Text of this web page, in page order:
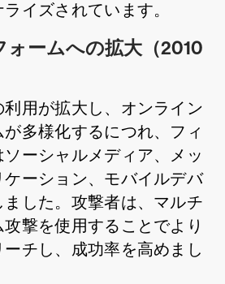
イズされています。
ォームへの拡大（2010
用が拡大し、オンライン
多様化するにつれ、フィ
ーシャルメディア、メッ
ーション、モバイルデバ
した。攻撃者は、マルチ
撃を使用することでより
チし、成功率を高めまし